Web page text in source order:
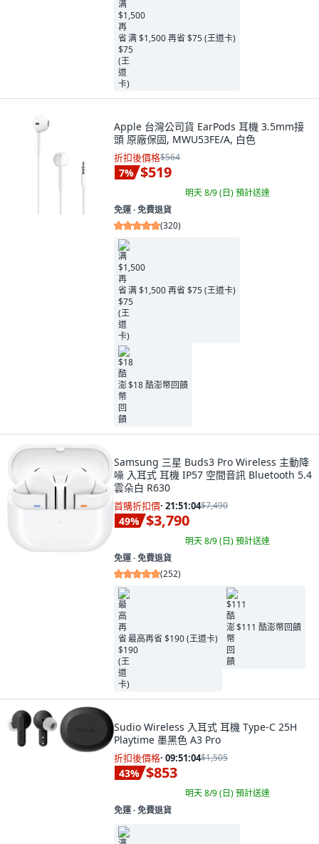
满 $1,500 再省 $75 (王道卡)
Apple 台灣公司貨 EarPods 耳機 3.5mm接
頭 原廠保固, MWU53FE/A, 白色
折扣後價格$564
7% $519
明天 8/9 (日)預計送達
免運 ∙ 免費退貨
(320)
满 $1,500 再省 $75 (王道卡)
$18 酷澎幣回饋
Samsung 三星 Buds3 Pro Wireless 主動降
噪 入耳式 耳機 IP57 空間音訊 Bluetooth 5.4
雲朵白 R630
首購折扣價· 21:51:03$7,490
49% $3,790
明天 8/9 (日)預計送達
免運 ∙ 免費退貨
(252)
最高再省 $190 (王道卡)
$111 酷澎幣回饋
Sudio Wireless 入耳式 耳機 Type-C 25H
Playtime 墨黑色 A3 Pro
折扣後價格· 09:51:03$1,505
43% $853
明天 8/9 (日)預計送達
免運 ∙ 免費退貨